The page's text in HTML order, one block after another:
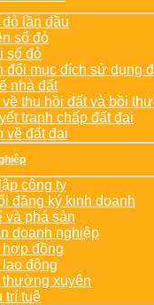
lần đầu
sổ đỏ
sổ đỏ
đổi mục đích sử dụng
nhà đất
thu hồi đất và bồi
tranh chấp đất đai
về đất đai
công ty
đăng ký kinh doanh
và phá sản
doanh nghiệp
đồng
động
xuyên
trí tuệ